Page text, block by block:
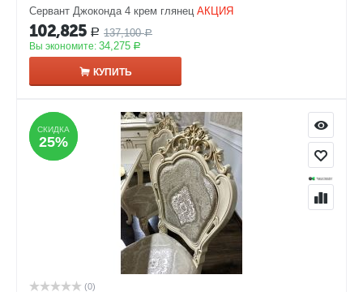
Сервант Джоконда 4 крем глянец АКЦИЯ
102,825 Р 137,100 Р
Вы экономите: 34,275 Р
КУПИТЬ
СКИДКА
25%
СКИДКА
25%
(0)